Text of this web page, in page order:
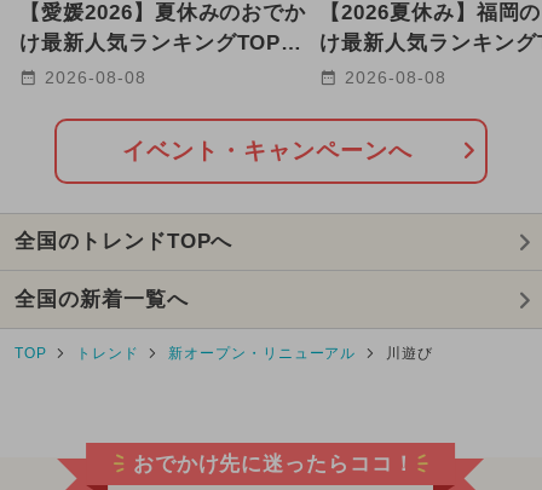
【愛媛2026】夏休みのおでか
け最新人気ランキングTOP10
プール・室内遊び場・体験系
2026-08-08
【2026夏休み】福岡
け最新人気ランキング
恐竜体験・水族館・
2026-08-08
イベント・キャンペーンへ
全国のトレンドTOPへ
全国の新着一覧へ
TOP トレンド 新オープン・リニューアル 川遊び
おでかけ先に迷ったらココ！